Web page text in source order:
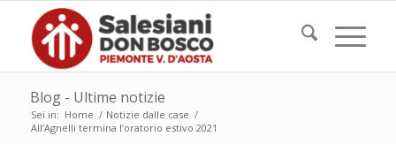
Blog - Ultime notizie
Sei in: Home / Notizie dalle case /
All’Agnelli termina l’oratorio estivo 2021